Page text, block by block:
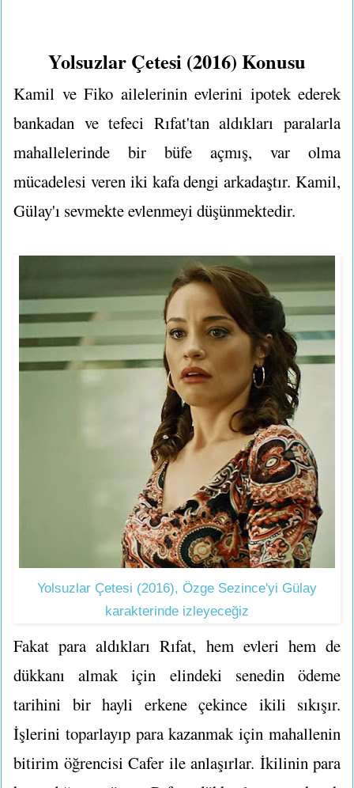
Yolsuzlar Çetesi (2016) Konusu
Kamil ve Fiko ailelerinin evlerini ipotek ederek
bankadan ve tefeci Rıfat'tan aldıkları paralarla
mahallelerinde bir büfe açmış, var olma
mücadelesi veren iki kafa dengi arkadaştır. Kamil,
Gülay'ı sevmekte evlenmeyi düşünmektedir.
Yolsuzlar Çetesi (2016), Özge Sezince'yi Gülay
karakterinde izleyeceğiz
Fakat para aldıkları Rıfat, hem evleri hem de
dükkanı almak için elindeki senedin ödeme
tarihini bir hayli erkene çekince ikili sıkışır.
İşlerini toparlayıp para kazanmak için mahallenin
bitirim öğrencisi Cafer ile anlaşırlar. İkilinin para